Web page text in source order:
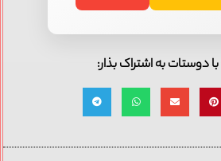
دوستات به اشتراک بذار: